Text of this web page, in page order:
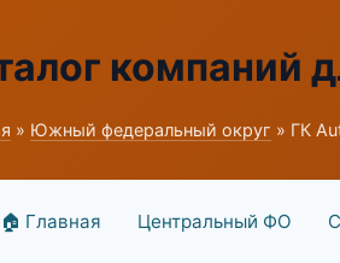
компаний
» Южный федеральный округ » ГК
🏠 Главная Центральный ФО